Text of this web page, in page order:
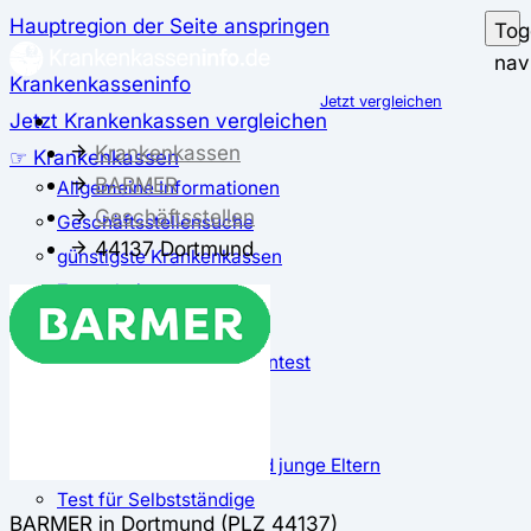
Hauptregion der Seite anspringen
Krankenkasseninfo
Jetzt Krankenkassen vergleichen
☞ Krankenkassen
Allgemeine Informationen
Geschäftsstellensuche
günstigste Krankenkassen
Zusatzbeitrag
✅ Krankenkassen Test
Der große Krankenkassentest
Test für Schwangere und junge Eltern
Test für Selbstständige
Jetzt vergleichen
Krankenkassen
BARMER
Geschäftsstellen
44137 Dortmund
BARMER in Dortmund (PLZ 44137)